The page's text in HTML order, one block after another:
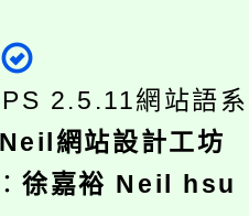
2.5.11網站語
Neil網站設計工坊
徐嘉裕 Neil hsu